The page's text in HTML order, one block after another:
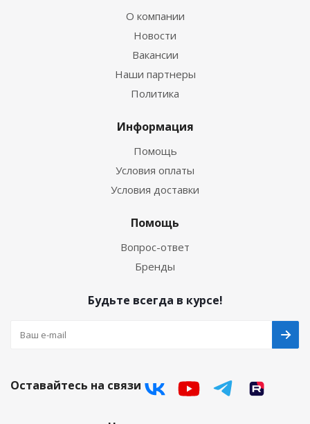
О компании
Новости
Вакансии
Наши партнеры
Политика
Информация
Помощь
Условия оплаты
Условия доставки
Помощь
Вопрос-ответ
Бренды
Будьте всегда в курсе!
Оставайтесь на связи